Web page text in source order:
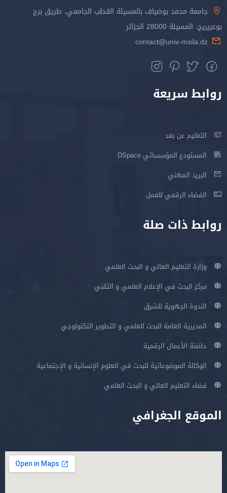
جامعة محمد بوضياف بالمسيلة القطب الجامعي، طريق برج
بوعريريج، المسيلة 28000 الجزائر
contact@univ-msila.dz
روابط سريعة
التعليم عن بعد
المستودع المؤسساتي DSpace
البريد المهني
الفضاء الرقمي للعمل
روابط ذات صلة
وزارة التعليم العالي و البحث العلمي
مركز البحث في الإعلام العلمي و التقني
الندوة الجهوية للشرق
المديرية العامة للبحث العلمي و التطوير التكنولوجي
حاضنة الأعمال الرقمية
الوكالة الموضوعاتية للبحث في العلوم الإنسانية و الإجتماعية
فضاء التعليم العالي و البحث العلمي
الموقع الجغرافي